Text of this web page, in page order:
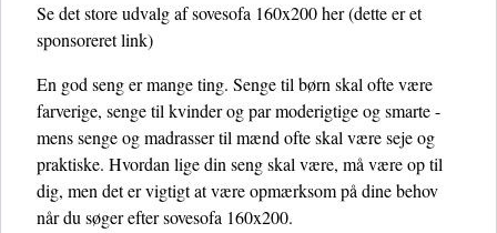
Se det store udvalg af sovesofa 160x200 her(dette er et
sponsoreret link)
En god seng er mange ting. Senge til børn skal ofte være
farverige, senge til kvinder og par moderigtige og smarte -
mens senge og madrasser til mænd ofte skal være seje og
praktiske. Hvordan lige din seng skal være, må være op til
dig, men det er vigtigt at være opmærksom på dine behov
når du søger efter sovesofa 160x200.